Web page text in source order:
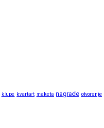
klupe kvartart maketa nagrade otvorenje